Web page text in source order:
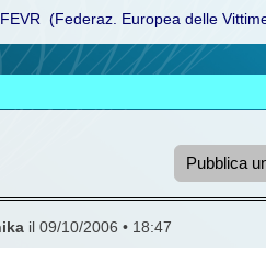
(Federaz. Europea delle
Pubblica
il 09/10/2006 • 18:47